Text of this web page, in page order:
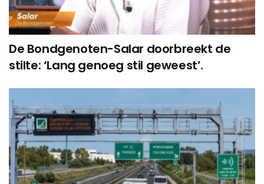
De Bondgenoten-Salar doorbreekt de
stilte: ‘Lang genoeg stil geweest’.